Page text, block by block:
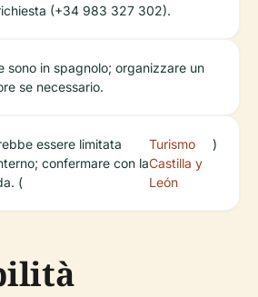
(+34 983 327 302).
sono in spagnolo; organizzare un
se necessario.
essere limitata
confermare con la
(
Turismo
Castilla y
León
)